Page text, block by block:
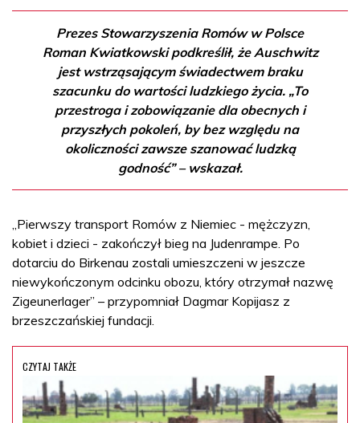
Prezes Stowarzyszenia Romów w Polsce
Roman Kwiatkowski podkreślił, że Auschwitz
jest wstrząsającym świadectwem braku
szacunku do wartości ludzkiego życia. „To
przestroga i zobowiązanie dla obecnych i
przyszłych pokoleń, by bez względu na
okoliczności zawsze szanować ludzką
godność” – wskazał.
„Pierwszy transport Romów z Niemiec - mężczyzn,
kobiet i dzieci - zakończył bieg na Judenrampe. Po
dotarciu do Birkenau zostali umieszczeni w jeszcze
niewykończonym odcinku obozu, który otrzymał nazwę
Zigeunerlager” – przypomniał Dagmar Kopijasz z
brzeszczańskiej fundacji.
CZYTAJ TAKŻE